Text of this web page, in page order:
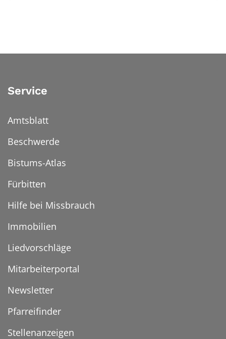
Service
Amtsblatt
Beschwerde
Bistums-Atlas
Fürbitten
Hilfe bei Missbrauch
Immobilien
Liedvorschläge
Mitarbeiterportal
Newsletter
Pfarreifinder
Stellenanzeigen